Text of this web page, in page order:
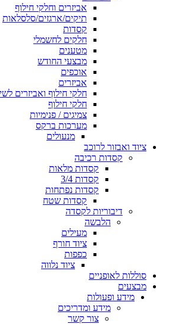
אביזרים וחלקי חילוף
תיקים/ארגזים/סלסלאות
קסדות
חלקים לחשמלי
מטענים
מבצעי החודש
אוכפים
אביזרים
חלקי חילוף ואביזרים
חלקי חילוף
צמיגים / פנימיות
מערכות ברקס
מנעולים
ציוד ואבזור לרוכב
קסדות רכיבה
קסדות מלאות
קסדות 3/4
קסדות נפתחות
קסדות שטח
דיבוריות לקסדה
הלבשה
מעילים
ציוד חורף
כפפות
ציוד נלווה
סוללות לאופניים
מבצעים
מידע ופעולות
מידע ומדריכים
צור קשר